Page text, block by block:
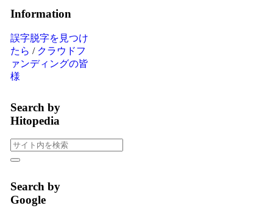
Information
誤字脱字を見つけ
たら / クラウドフ
ァンディングの皆
様
Search by
Hitopedia
Search by
Google